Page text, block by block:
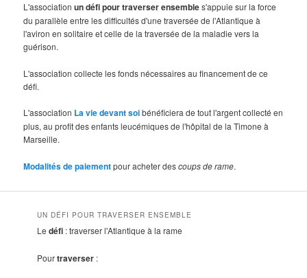
L'associationun défi pour traverser ensembles'appuie sur la force
du parallèle entre les difficultés d'une traversée de l'Atlantique à
l'aviron en solitaire et celle de la traversée de la maladie vers la
guérison.
L'association collecte les fonds nécessaires au financement de ce
défi.
L'association La vie devant soibénéficiera de tout l'argent collecté en
plus, au profit des enfants leucémiques de l'hôpital de la Timone à
Marseille.
Modalités de paiementpour acheter descoups de rame.
UN DÉFI POUR TRAVERSER ENSEMBLE
Ledéfi : traverser l'Atlantique à la rame
Pourtraverser :